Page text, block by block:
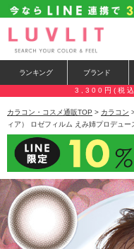
ランキング ブランド
3,300円(税込
カラコン・コスメ通販TOP > カラコン
ィア） ロゼフィルム えみ姉プロデュー